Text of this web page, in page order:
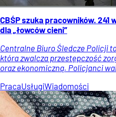
CBŚP szuka pracowników. 241
dla „łowców cieni”
Centralne Biuro Śledcze Policji
która zwalcza przestępczość
oraz ekonomiczną. Policjanci
PracaUsługiWiadomości